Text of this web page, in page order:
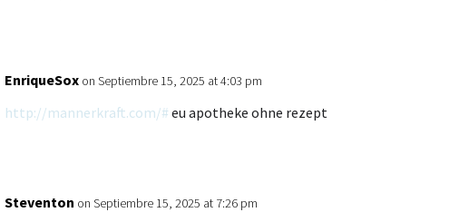
EnriqueSox on Septiembre 15, 2025 at 4:03 pm
http://mannerkraft.com/# eu apotheke ohne rezept
Steventon on Septiembre 15, 2025 at 7:26 pm